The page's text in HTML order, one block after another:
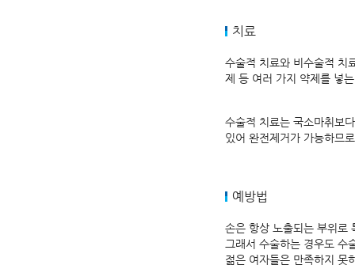
치료
수술적 치료와 비수술적 치
제 등 여러 가지 약제를 넣
수술적 치료는 국소마취보
있어 완전제거가 가능하므
예방법
손은 항상 노출되는 부위로
그래서 수술하는 경우도 수
젊은 여자들은 만족하지 못